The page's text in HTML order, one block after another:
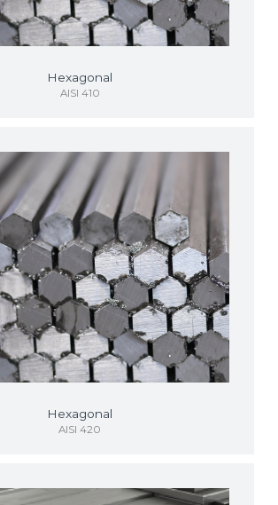
Hexagonal
AISI 410
Hexagonal
AISI 420